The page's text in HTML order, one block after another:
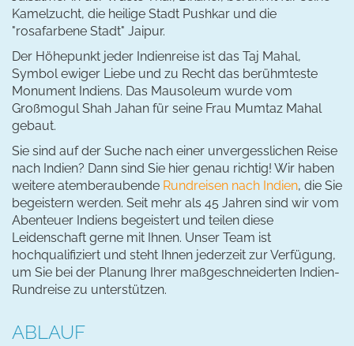
Kamelzucht, die heilige Stadt Pushkar und die
"rosafarbene Stadt" Jaipur.
Der Höhepunkt jeder Indienreise ist das Taj Mahal,
Symbol ewiger Liebe und zu Recht das berühmteste
Monument Indiens. Das Mausoleum wurde vom
Großmogul Shah Jahan für seine Frau Mumtaz Mahal
gebaut.
Sie sind auf der Suche nach einer unvergesslichen Reise
nach Indien? Dann sind Sie hier genau richtig! Wir haben
weitere atemberaubende Rundreisen nach Indien, die Sie
begeistern werden. Seit mehr als 45 Jahren sind wir vom
Abenteuer Indiens begeistert und teilen diese
Leidenschaft gerne mit Ihnen. Unser Team ist
hochqualifiziert und steht Ihnen jederzeit zur Verfügung,
um Sie bei der Planung Ihrer maßgeschneiderten Indien-
Rundreise zu unterstützen.
ABLAUF